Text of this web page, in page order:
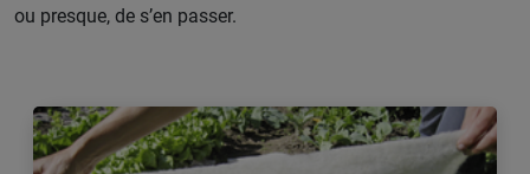
ou presque, de s’en passer.